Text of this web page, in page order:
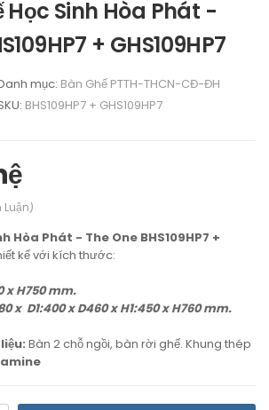
Học Sinh Hòa Phát -
+ GHS109HP7
mục: Bàn Ghế PTTH-THCN-CĐ-ĐH
BHS109HP7 + GHS109HP7
Luận)
Hòa Phát - The One BHS109HP7 +
kế với kích thước:
x H750 mm.
x D1:400 x D460 x H1:450 x H760 mm.
Bàn 2 chỗ ngồi, bàn rời ghế. Khung thép